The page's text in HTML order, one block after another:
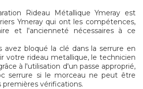
Rideau Métallique Ymeray est
Ymeray qui ont les compétences,
et l'ancienneté nécessaires à ce
avez bloqué la clé dans la serrure en
votre rideau metallique, le technicien
à l'utilisation d'un passe approprié,
serrure si le morceau ne peut être
premières vérifications.